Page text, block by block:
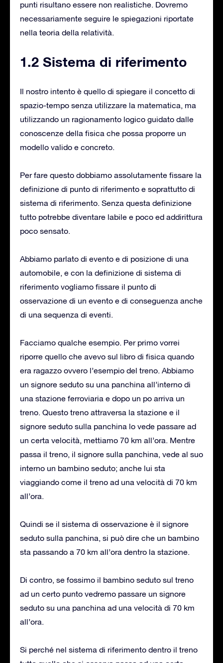
punti risultano essere non realistiche. Dovremo
necessariamente seguire le spiegazioni riportate
nella teoria della relatività.
1.2 Sistema di riferimento
Il nostro intento è quello di spiegare il concetto di
spazio-tempo senza utilizzare la matematica, ma
utilizzando un ragionamento logico guidato dalle
conoscenze della fisica che possa proporre un
modello valido e concreto.
Per fare questo dobbiamo assolutamente fissare la
definizione di punto di riferimento e soprattutto di
sistema di riferimento. Senza questa definizione
tutto potrebbe diventare labile e poco ed addirittura
poco sensato.
Abbiamo parlato di evento e di posizione di una
automobile, e con la definizione di sistema di
riferimento vogliamo fissare il punto di
osservazione di un evento e di conseguenza anche
di una sequenza di eventi.
Facciamo qualche esempio. Per primo vorrei
riporre quello che avevo sul libro di fisica quando
era ragazzo ovvero l’esempio del treno. Abbiamo
un signore seduto su una panchina all’interno di
una stazione ferroviaria e dopo un po arriva un
treno. Questo treno attraversa la stazione e il
signore seduto sulla panchina lo vede passare ad
un certa velocità, mettiamo 70 km all’ora. Mentre
passa il treno, il signore sulla panchina, vede al suo
interno un bambino seduto; anche lui sta
viaggiando come il treno ad una velocità di 70 km
all’ora.
Quindi se il sistema di osservazione è il signore
seduto sulla panchina, si può dire che un bambino
sta passando a 70 km all’ora dentro la stazione.
Di contro, se fossimo il bambino seduto sul treno
ad un certo punto vedremo passare un signore
seduto su una panchina ad una velocità di 70 km
all’ora.
Si perché nel sistema di riferimento dentro il treno